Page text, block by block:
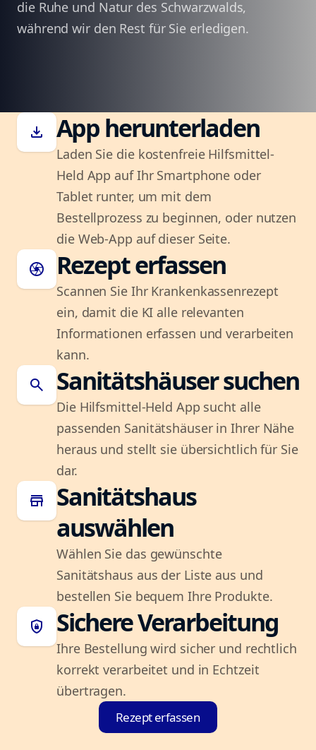
die Ruhe und Natur des Schwarzwalds,
während wir den Rest für Sie erledigen.
download App herunterladen
Laden Sie die kostenfreie Hilfsmittel-
Held App auf Ihr Smartphone oder
Tablet runter, um mit dem
Bestellprozess zu beginnen, oder nutzen
die Web-App auf dieser Seite.
camera Rezept erfassen
Scannen Sie Ihr Krankenkassenrezept
ein, damit die KI alle relevanten
Informationen erfassen und verarbeiten
kann.
search Sanitätshäuser suchen
Die Hilfsmittel-Held App sucht alle
passenden Sanitätshäuser in Ihrer Nähe
heraus und stellt sie übersichtlich für Sie
dar.
store
Sanitätshaus
auswählen
Wählen Sie das gewünschte
Sanitätshaus aus der Liste aus und
bestellen Sie bequem Ihre Produkte.
shield_lock Sichere Verarbeitung
Ihre Bestellung wird sicher und rechtlich
korrekt verarbeitet und in Echtzeit
übertragen.
Rezept erfassen